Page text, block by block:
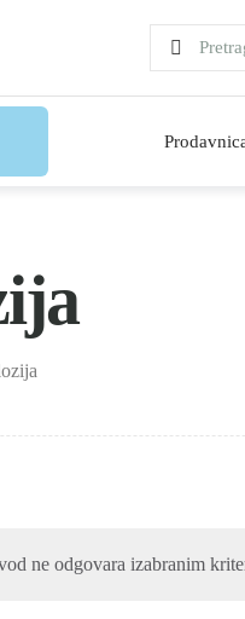
ne odgovara izabranim